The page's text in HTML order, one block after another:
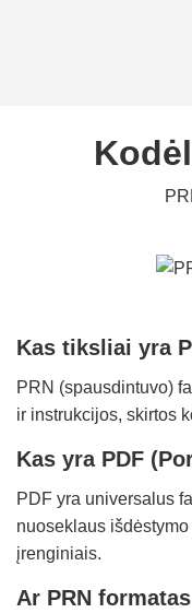
Kas tiksliai yra
PRN (spausdintuvo)
ir instrukcijos, skirtos
Kas yra PDF
PDF yra universalus
nuoseklaus
įrenginiais.
Ar PRN